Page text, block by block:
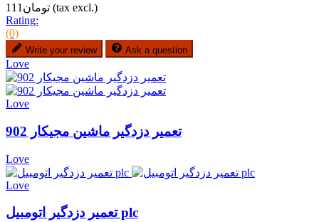
تومان111 (tax excl.)
Rating:
(0)
Write your review Ask a question
Love
Love
تعمیر دزدگیر ماشین مجیکار 902
Love
Love
تعمیر دزدگیر اتومبیل plc